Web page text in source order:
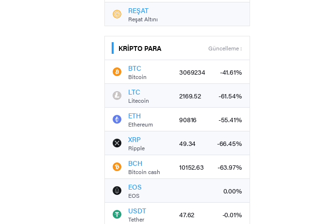
REŞAT
Reşat Altını
KRİPTO PARA Güncelleme :
BTC
Bitcoin 3069234 -41.61%
LTC
Litecoin 2169.52 -61.54%
ETH
Ethereum 90816 -55.41%
XRP
Ripple 49.34 -66.45%
BCH
Bitcoin cash 10152.63 -63.97%
EOS
EOS 0.00%
USDT
Tether 47.62 -0.01%